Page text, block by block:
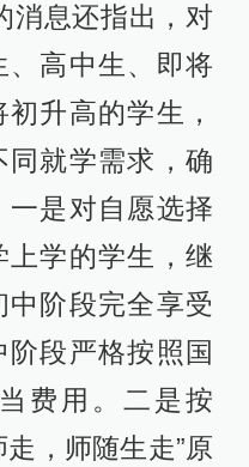
消息还指出，对
高中生、即将
升高的学生，
就学需求，确
是对自愿选择
学的学生，继
阶段完全享受
段严格按照国
费用。二是按
，师随生走”原